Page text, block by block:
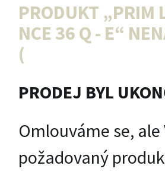
PRODUKT „PRIM
NCE 36 Q - E“
(
PRODEJ BYL
Omlouváme se, ale
požadovaný